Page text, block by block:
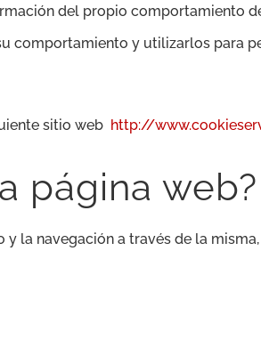
del propio comportamiento
comportamiento y utilizarlos para
sitio web http://
página web?
la navegación a través de la